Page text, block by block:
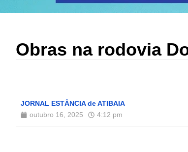
Obras na rodovia
JORNAL ESTÂNCIA de ATIBAIA
outubro 16, 2025
4:12 pm